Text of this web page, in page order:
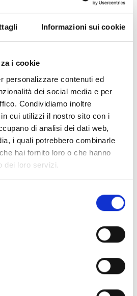
Informazioni sui cookie
i cookie
personalizzare contenuti ed
dei social media e per
Condividiamo inoltre
cui utilizzi il nostro sito con i
di analisi dei dati web,
i quali potrebbero combinarle
hai fornito loro o che hanno
dei loro servizi.